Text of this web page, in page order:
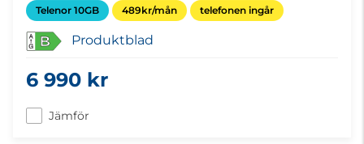
Telenor 10GB 489kr/mån telefonen ingår
B Produktblad
6 990 kr
Jämför